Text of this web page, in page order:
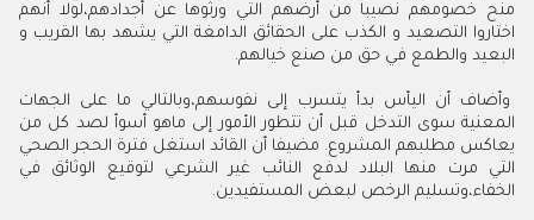
منح خصومهم نصيبا من أرضهم التي ورثوها عن أجدادهم،لولا أنهم
اختاروا التصعيد و الكذب على الحقائق الدامغة التي يشهد بها القريب و
البعيد والطمع في حق من صنع خيالهم.
وأضاف أن اليأس بدأ يتسرب إلى نفوسهم،وبالتالي ما على الجهات
المعنية سوى التدخل قبل أن تتطور الأمور إلى ماهو أسوأ لصد كل من
يعاكس مطلبهم المشروع. مضيفا أن القائد استغل فترة الحجر الصحي
التي مرت منها البلاد لدفع النائب غير الشرعي لتوقيع الوثائق في
الخفاء،وتسليم الرخص لبعض المستفيدين.